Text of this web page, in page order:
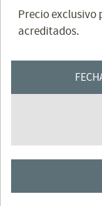
Precio exclusivo
acreditados.